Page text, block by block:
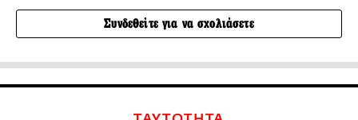
Συνδεθείτε για να σχολιάσετε